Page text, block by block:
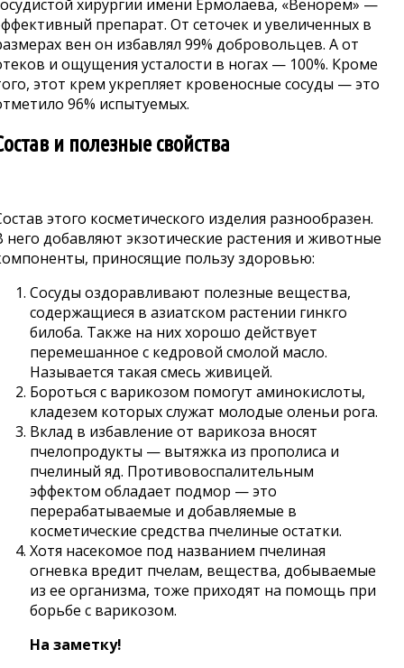
хирургии имени Ермолаева, «Венорем» —
препарат. От сеточек и увеличенных в
вен он избавлял 99% добровольцев. А от
и ощущения усталости в ногах — 100%. Кроме
этот крем укрепляет кровеносные сосуды — это
96% испытуемых.
и полезные свойства
этого косметического изделия разнообразен.
него добавляют экзотические растения и животные
приносящие пользу здоровью:
Сосуды оздоравливают полезные вещества,
содержащиеся в азиатском растении гинкго
билоба. Также на них хорошо действует
перемешанное с кедровой смолой масло.
Называется такая смесь живицей.
Бороться с варикозом помогут аминокислоты,
кладезем которых служат молодые оленьи рога.
Вклад в избавление от варикоза вносят
пчелопродукты — вытяжка из прополиса и
пчелиный яд. Противовоспалительным
эффектом обладает подмор — это
перерабатываемые и добавляемые в
косметические средства пчелиные остатки.
Хотя насекомое под названием пчелиная
огневка вредит пчелам, вещества, добываемые
из ее организма, тоже приходят на помощь при
борьбе с варикозом.
На заметку!